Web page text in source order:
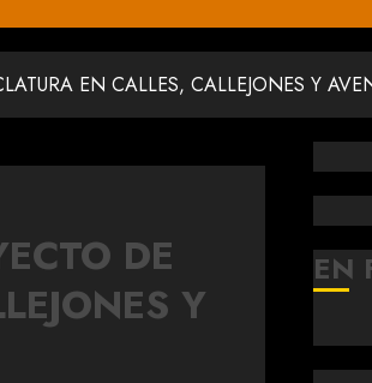
EN CALLES, CALLEJONES Y
DE
Y
EN